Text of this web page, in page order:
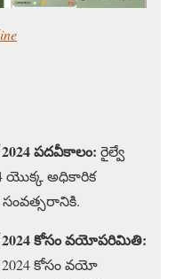
పదవీకాలం: రైల్వే
యొక్క అధికారిక
2024 కోసం వయోపరిమితి:
2024 కోసం వయో